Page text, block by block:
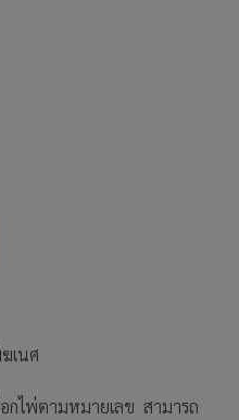
เนศ
กไพ่ตามหมายเลข สามารถ